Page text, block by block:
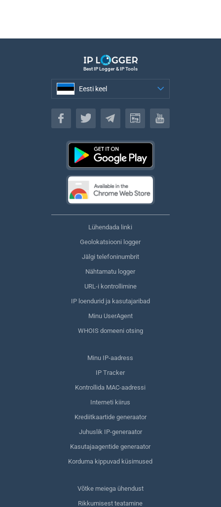
Best IP Logger & IP Tools
Eesti keel
Eesti keel
Lühendada linki
Geolokatsiooni logger
Jälgi telefoninumbrit
Nähtamatu logger
URL-i kontrollimine
IP loendurid ja kasutajaribad
Minu UserAgent
WHOIS domeeni otsing
Minu IP-aadress
IP Tracker
Kontrollida MAC-aadressi
Interneti kiirus
Krediitkaartide generaator
Juhuslik IP-generaator
Kasutajaagentide generaator
Korduma kippuvad küsimused
Võtke meiega ühendust
Rikkumisest teatamine